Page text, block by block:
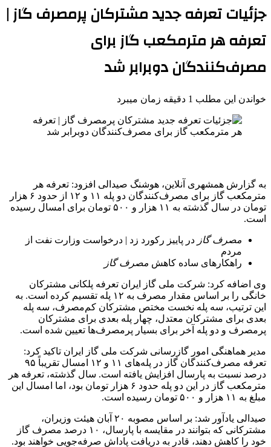
جزئیات تعرفه جدید مشترکان پرمصرف گاز |
تعرفه هر مترمکعب گاز برای
مصرف‌کنندگان دوبرابر شد
خواندن این مطلب 1 دقیقه زمان میبرد
به گزارش همشهری آنلاین، هوشنگ صیدالی افزود: تعرفه هر
مترمکعب گاز برای مصرف‌کنندگان دو پله ۱۱ و ۱۲ از حدود ۶ هزار
تومان در سال گذشته به ۱۱ هزار و ۵۰۰ تومان برای امسال رسیده
است.
مصرف گاز در پاییز رکورد زد | درخواست وزارت نفت از
مردم
راهکارهای ساده کاهش مصرف گاز
وی اضافه کرد: شرکت ملی گاز ایران تعرفه پلکانی مشترکان
خانگی را بر اساس مقدار مصرف به ۱۲ پله تقسیم کرده است. به
این ترتیب، سه پله نخست مختص مشترکان کم‌مصرف، سه پله
بعدی برای مشترکان معتدل، چهار پله بعدی برای مشترکان
پرمصرف و دو پله آخر برای بسیار پرمصرف‌ها تعیین شده است.
مدیر هماهنگی امور گازرسانی شرکت ملی گاز ایران تاکید کرد:
تعرفه مصرف‌کنندگان گاز در پله‌های ۱۱ و ۱۲ امسال تقریباً ۹۵
درصد نسبت به پارسال افزایش یافته است. سال گذشته، تعرفه هر
مترمکعب گاز در این دو پله حدود ۶ هزار تومان بود، اما امسال این
مبلغ به ۱۱ هزار و ۵۰۰ تومان رسیده است.
صیدالی یادآور شد: بر اساس مصوبه ۲۰ آبان هیئت وزیران،
مشترکانی که بتوانند در مقایسه با پارسال، ۱۰ درصد مصرف گاز
خود را کاهش دهند، قادر به دریافت پاداش صرفه‌جویی خواهند بود.